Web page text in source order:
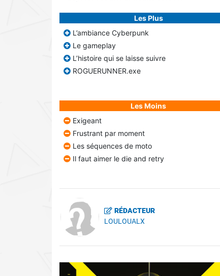
Les Plus
L’ambiance Cyberpunk
Le gameplay
L’histoire qui se laisse suivre
ROGUERUNNER.exe
Les Moins
Exigeant
Frustrant par moment
Les séquences de moto
Il faut aimer le die and retry
RÉDACTEUR
LOULOUALX